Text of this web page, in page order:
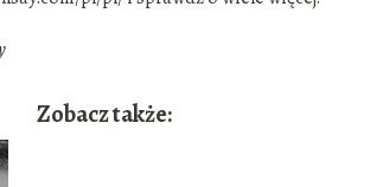
Zobacz także: